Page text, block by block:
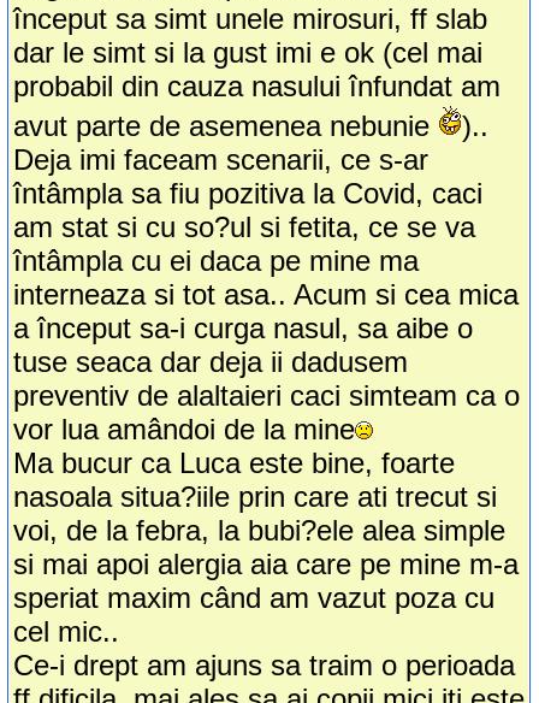
început sa simt unele mirosuri, ff slab
dar le simt si la gust imi e ok (cel mai
probabil din cauza nasului înfundat am
avut parte de asemenea nebunie
)..
Deja imi faceam scenarii, ce s-ar
întâmpla sa fiu pozitiva la Covid, caci
am stat si cu so?ul si fetita, ce se va
întâmpla cu ei daca pe mine ma
interneaza si tot asa.. Acum si cea mica
a început sa-i curga nasul, sa aibe o
tuse seaca dar deja ii dadusem
preventiv de alaltaieri caci simteam ca o
vor lua amândoi de la mine
Ma bucur ca Luca este bine, foarte
nasoala situa?iile prin care ati trecut si
voi, de la febra, la bubi?ele alea simple
si mai apoi alergia aia care pe mine m-a
speriat maxim când am vazut poza cu
cel mic..
Ce-i drept am ajuns sa traim o perioada